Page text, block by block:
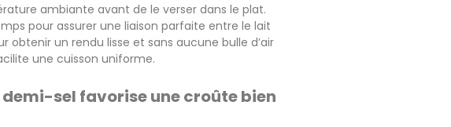
ambiante avant de le verser dans le plat.
pour assurer une liaison parfaite entre le lait
un rendu lisse et sans aucune bulle d’air
une cuisson uniforme.
sel favorise une croûte bien